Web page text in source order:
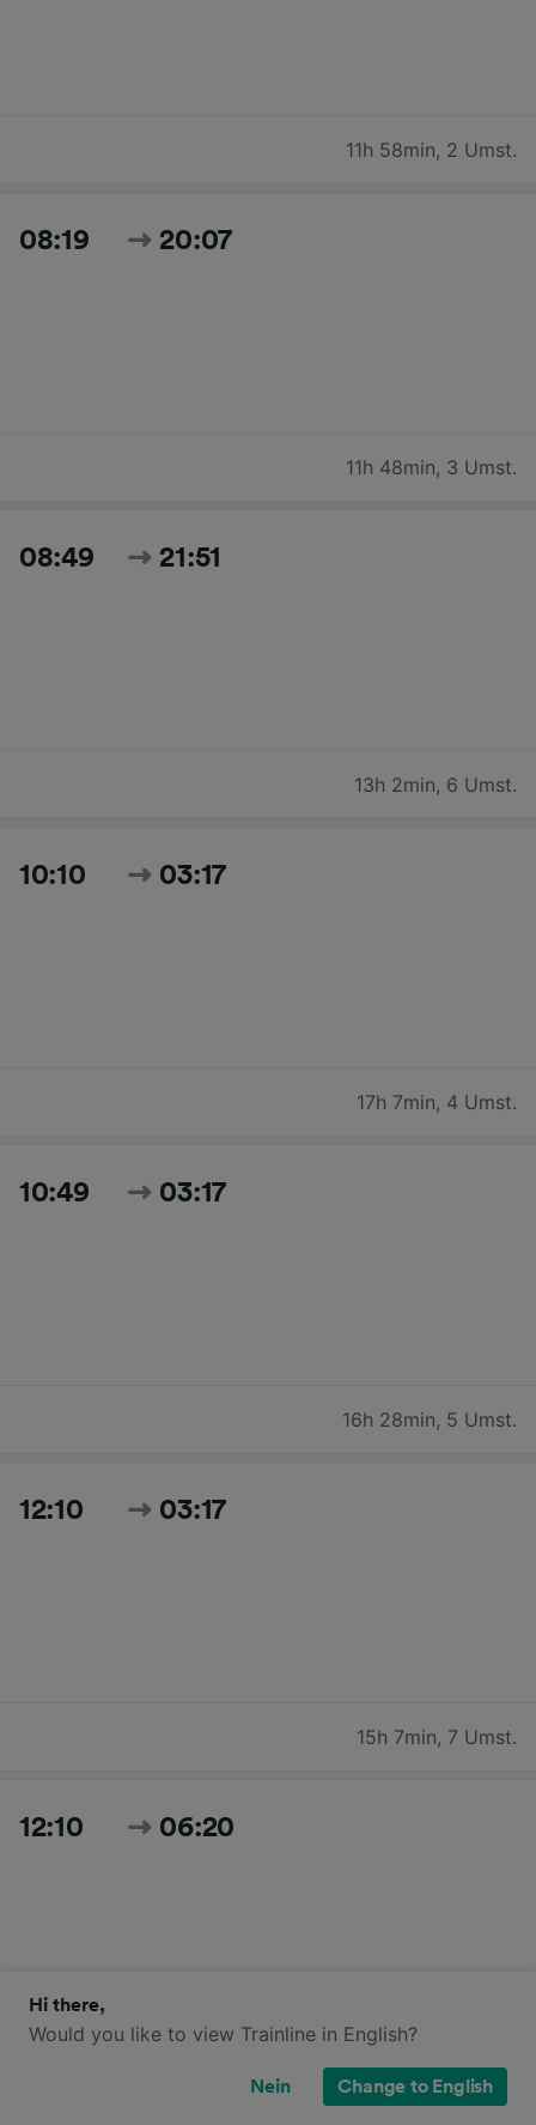
11h 58min, 2 Umst.
08:19 20:07
11h 48min, 3 Umst.
08:49 21:51
13h 2min, 6 Umst.
10:10 03:17
17h 7min, 4 Umst.
10:49 03:17
16h 28min, 5 Umst.
12:10 03:17
15h 7min, 7 Umst.
12:10 06:20
18h 10min
Hi there,
Would you like to view Trainline in English?
Nein Change to English